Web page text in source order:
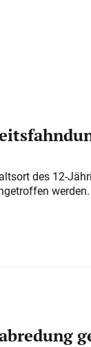
des 12-
werden.